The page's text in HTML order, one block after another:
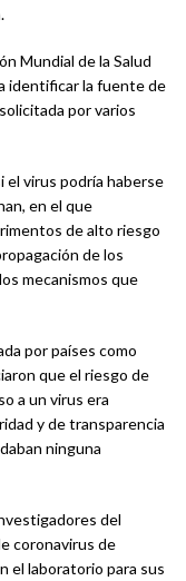
Mundial de la Salud
identificar la fuente de
por varios
el virus podría haberse
en el que
de alto riesgo
de los
mecanismos que
por países como
que el riesgo de
a un virus era
y de transparencia
ninguna
del
coronavirus de
el laboratorio para sus